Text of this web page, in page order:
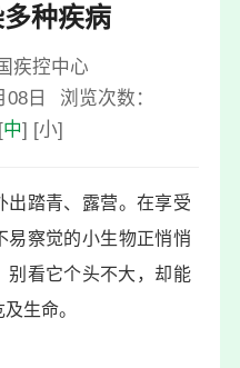
种疾病
疾控中心
日
浏览次数：
[中] [小]
出踏青、露营。在享受
易察觉的小生物正悄悄
看它个头不大，却能
生命。